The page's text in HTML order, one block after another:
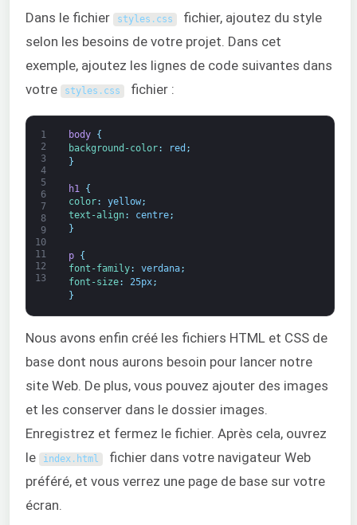
Dans le fichier styles . css fichier, ajoutez du style
selon les besoins de votre projet. Dans cet
exemple, ajoutez les lignes de code suivantes dans
votre
styles . css fichier :
1
2
3
4
5
6
7
8
9
10
11
12
13
body {
background-color: red ;
}
h1
{
color: yellow;
text-align: centre;
}
p {
font-family: verdana;
font-size: 25px;
}
Nous avons enfin créé les fichiers HTML et CSS de
base dont nous aurons besoin pour lancer notre
site Web. De plus, vous pouvez ajouter des images
et les conserver dans le dossier images.
Enregistrez et fermez le fichier. Après cela, ouvrez
le
index. html fichier dans votre navigateur Web
préféré, et vous verrez une page de base sur votre
écran.